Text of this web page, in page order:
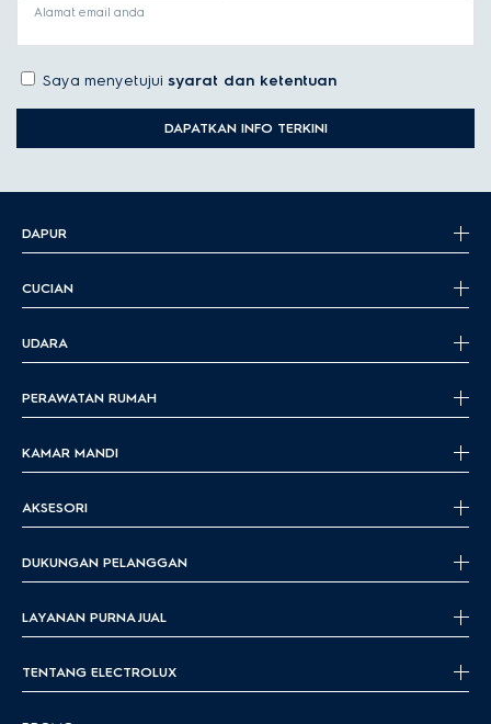
Alamat email anda
Saya menyetujui syarat dan ketentuan
DAPATKAN INFO TERKINI
DAPUR
CUCIAN
UDARA
PERAWATAN RUMAH
KAMAR MANDI
AKSESORI
DUKUNGAN PELANGGAN
LAYANAN PURNA JUAL
TENTANG ELECTROLUX